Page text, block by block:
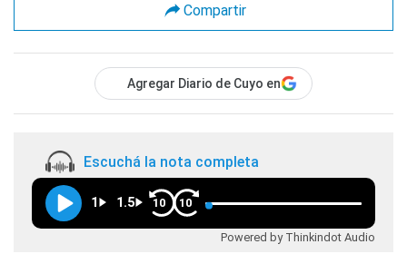
Compartir
Agregar Diario de Cuyo en
Escuchá la nota completa
1 1.5 10 10
Powered by Thinkindot Audio